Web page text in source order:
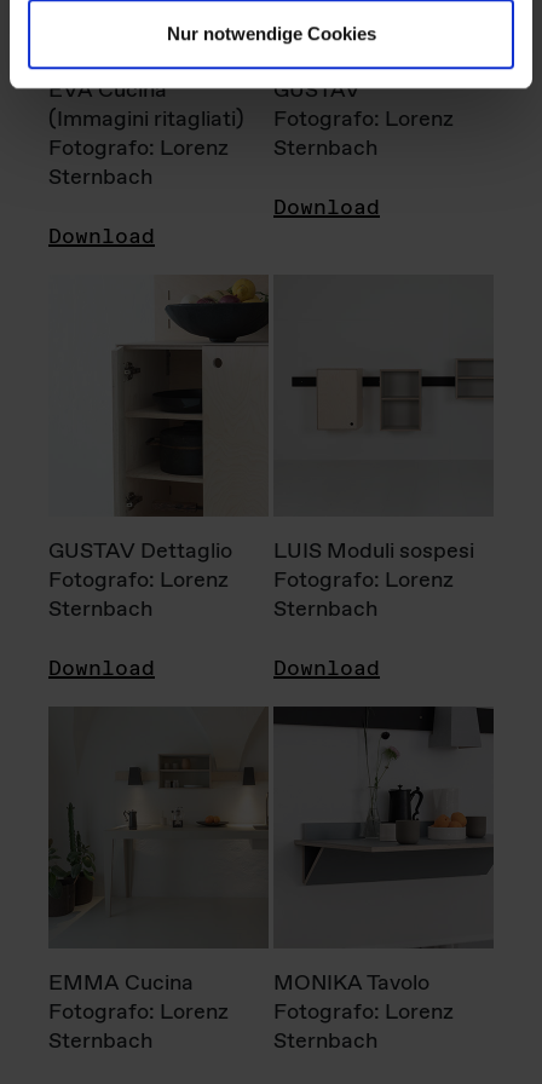
Nur notwendige Cookies
EVA Cucina
(Immagini ritagliati)
Fotografo: Lorenz
Sternbach
Download
GUSTAV
Fotografo: Lorenz
Sternbach
Download
GUSTAV Dettaglio
Fotografo: Lorenz
Sternbach
Download
LUIS Moduli sospesi
Fotografo: Lorenz
Sternbach
Download
EMMA Cucina
Fotografo: Lorenz
Sternbach
MONIKA Tavolo
Fotografo: Lorenz
Sternbach